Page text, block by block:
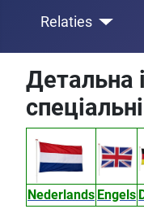
Relaties
Детальна
Nederlands Engels